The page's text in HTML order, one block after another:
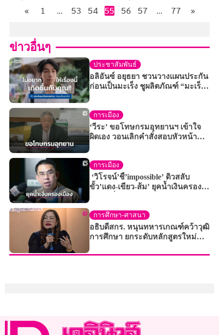
« 1 … 53 54 55 56 57 … 77 »
ข่าวอื่นๆ
ประชาสัมพันธ์
อลิอันซ์ อยุธยา ชวนวางแผนประกัน
ก่อนเป็นมะเร็ง ชูผลิตภัณฑ์ “มะเร็ง
หายห่วง” ผ่านหนังโฆษณา
การเมือง
‘วีระ’ ขอโทษกรมอุทยานฯ เข้าใจ
ผิดเอง วอนเลิกคำสั่งสอบหัวหน้า
‘อช. สิมิลัน’
การเมือง
‘วิโรจน์’ชี้’impossible’ ดิวสลับ
ขั้ว’แดง-เขียว-ส้ม’ ยุคน้ำเงินครอง
การศึกษา-ศาสนา
อธิบดีสกร. หนุนทหารเกณฑ์คว้าวุฒิ
การศึกษา ยกระดับหลักสูตรใหม่